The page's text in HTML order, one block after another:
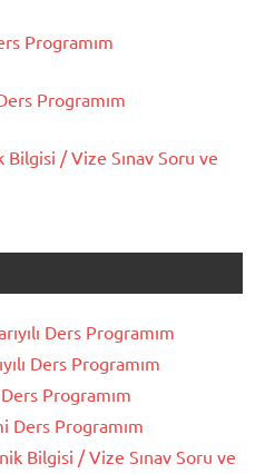
Programım
Programım
/ Vize Sınav Soru ve
Ders Programım
Ders Programım
Programım
Ders Programım
Bilgisi / Vize Sınav Soru ve